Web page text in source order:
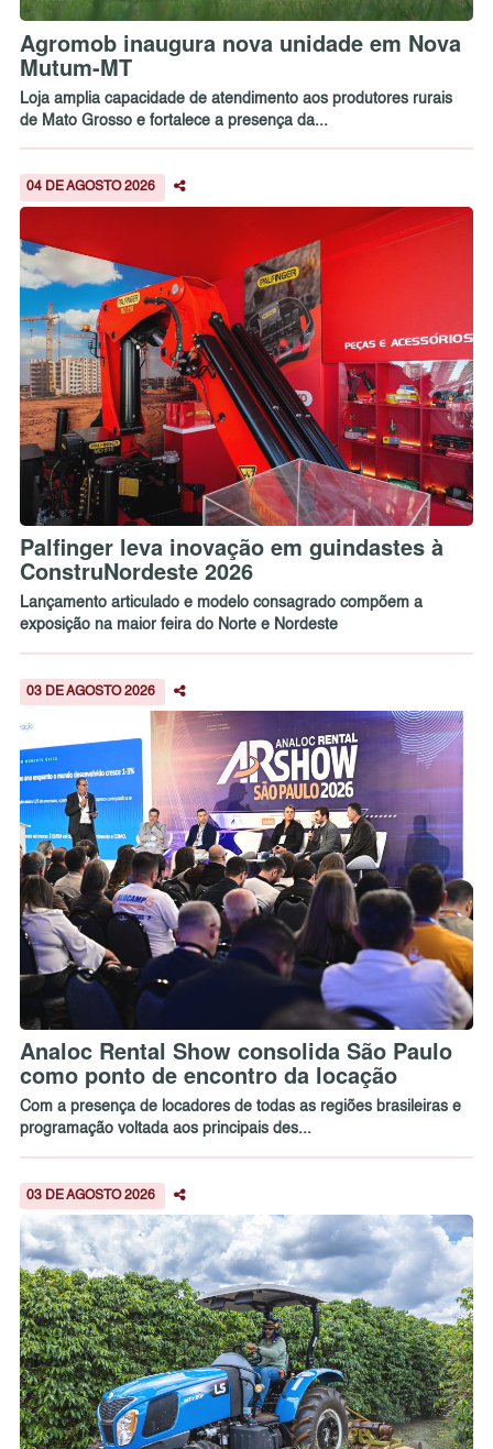
Agromob inaugura nova unidade em Nova
Mutum-MT
Loja amplia capacidade de atendimento aos produtores rurais
de Mato Grosso e fortalece a presença da...
04 DE AGOSTO 2026
Palfinger leva inovação em guindastes à
ConstruNordeste 2026
Lançamento articulado e modelo consagrado compõem a
exposição na maior feira do Norte e Nordeste
03 DE AGOSTO 2026
Analoc Rental Show consolida São Paulo
como ponto de encontro da locação
Com a presença de locadores de todas as regiões brasileiras e
programação voltada aos principais des...
03 DE AGOSTO 2026